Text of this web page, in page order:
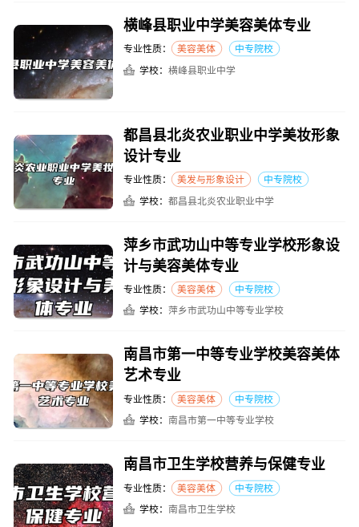
横峰县职业中学美容美体专业
专业性质： 美容美体
中专院校
学校： 横峰县职业中学
都昌县北炎农业职业中学美妆形象
设计专业
专业性质： 美发与形象设计
中专院校
学校： 都昌县北炎农业职业中学
萍乡市武功山中等专业学校形象设
计与美容美体专业
专业性质： 美容美体
中专院校
学校： 萍乡市武功山中等专业学校
南昌市第一中等专业学校美容美体
艺术专业
专业性质： 美容美体
中专院校
学校： 南昌市第一中等专业学校
南昌市卫生学校营养与保健专业
专业性质： 美容美体
中专院校
学校： 南昌市卫生学校